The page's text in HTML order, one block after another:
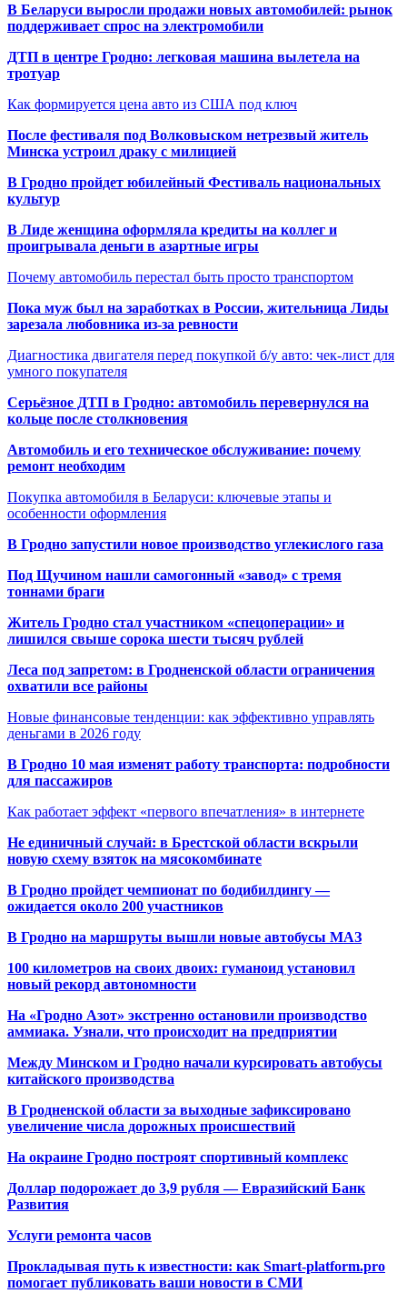
В Беларуси выросли продажи новых автомобилей: рынок
поддерживает спрос на электромобили
ДТП в центре Гродно: легковая машина вылетела на
тротуар
Как формируется цена авто из США под ключ
После фестиваля под Волковыском нетрезвый житель
Минска устроил драку с милицией
В Гродно пройдет юбилейный Фестиваль национальных
культур
В Лиде женщина оформляла кредиты на коллег и
проигрывала деньги в азартные игры
Почему автомобиль перестал быть просто транспортом
Пока муж был на заработках в России, жительница Лиды
зарезала любовника из-за ревности
Диагностика двигателя перед покупкой б/у авто: чек-лист для
умного покупателя
Серьёзное ДТП в Гродно: автомобиль перевернулся на
кольце после столкновения
Автомобиль и его техническое обслуживание: почему
ремонт необходим
Покупка автомобиля в Беларуси: ключевые этапы и
особенности оформления
В Гродно запустили новое производство углекислого газа
Под Щучином нашли самогонный «завод» с тремя
тоннами браги
Житель Гродно стал участником «спецоперации» и
лишился свыше сорока шести тысяч рублей
Леса под запретом: в Гродненской области ограничения
охватили все районы
Новые финансовые тенденции: как эффективно управлять
деньгами в 2026 году
В Гродно 10 мая изменят работу транспорта: подробности
для пассажиров
Как работает эффект «первого впечатления» в интернете
Не единичный случай: в Брестской области вскрыли
новую схему взяток на мясокомбинате
В Гродно пройдет чемпионат по бодибилдингу —
ожидается около 200 участников
В Гродно на маршруты вышли новые автобусы МАЗ
100 километров на своих двоих: гуманоид установил
новый рекорд автономности
На «Гродно Азот» экстренно остановили производство
аммиака. Узнали, что происходит на предприятии
Между Минском и Гродно начали курсировать автобусы
китайского производства
В Гродненской области за выходные зафиксировано
увеличение числа дорожных происшествий
На окраине Гродно построят спортивный комплекс
Доллар подорожает до 3,9 рубля — Евразийский Банк
Развития
Услуги ремонта часов
Прокладывая путь к известности: как Smart-platform.pro
помогает публиковать ваши новости в СМИ